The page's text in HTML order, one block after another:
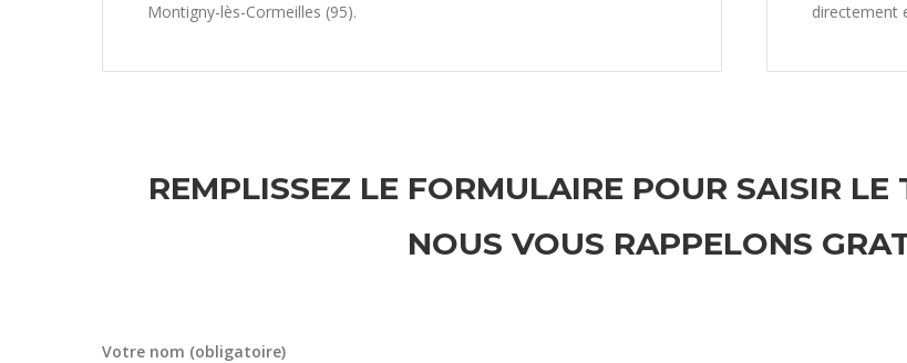
Montigny-lès-Cormeilles (95).
directement
REMPLISSEZ LE FORMULAIRE POUR SAISIR
NOUS VOUS RAPPELONS
Votre nom (obligatoire)